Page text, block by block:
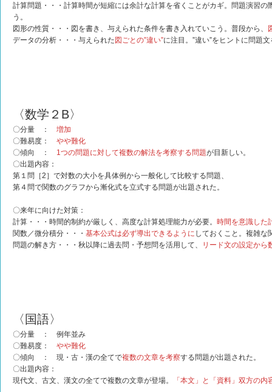
計算問題・・・計算時間が短縮には余計な計算を省くことがカギ。問題演習
う。
図形の性質・・・図を書き、与えられた条件を書き入れていこう。普段から、
データの分析・・・与えられた 図ごとの”違い”に注目。”違い”をヒントに問題
〈数学２B〉
〇分量 ： 増加
〇難易度： やや難化
〇傾向 ： 1つの問題に対して複数の解法を考察する問題が目新しい。
〇出題内容：
第１問［2］で対数の大小を具体例から一般化して比較する問題、
第４問で関数のグラフから漸化式を立式する問題が出題された。
〇来年に向けた対策：
計算・・・時間的制約が厳しく、高度な計算処理能力が必要。 時間を意識した
関数／微分積分・・・ 基本公式は必ず導出できるように しておくこと。複雑な
問題の解き方・・・秋以降に過去問・予想問を活用して、
リード文の設定から
〈国語〉
〇分量 ： 例年並み
〇難易度： やや難化
〇傾向 ： 現・古・漢の全てで複数の文章を考察する問題が出題された。
〇出題内容：
現代文、古文、漢文の全てで複数の文章が登場。
「本文」と「資料」双方の内